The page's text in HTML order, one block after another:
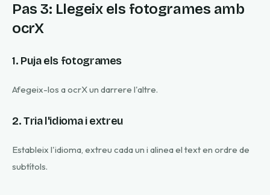
Pas 3: Llegeix els fotogrames amb
ocrX
1. Puja els fotogrames
Afegeix-los a ocrX un darrere l'altre.
2. Tria l'idioma i extreu
Estableix l'idioma, extreu cada un i alinea el text en ordre de
subtítols.